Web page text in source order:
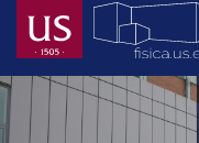
Skip
main
contentMenú
Principal